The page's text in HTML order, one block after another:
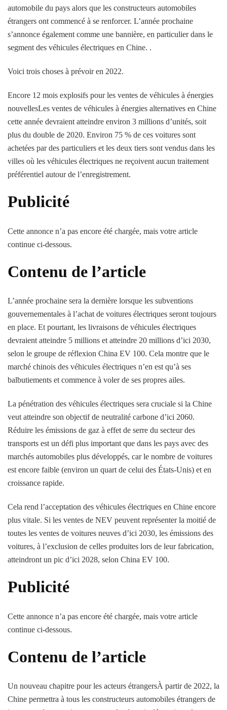
automobile du pays alors que les constructeurs automobiles
étrangers ont commencé à se renforcer. L’année prochaine
s’annonce également comme une bannière, en particulier dans le
segment des véhicules électriques en Chine. .
Voici trois choses à prévoir en 2022.
Encore 12 mois explosifs pour les ventes de véhicules à énergies
nouvellesLes ventes de véhicules à énergies alternatives en Chine
cette année devraient atteindre environ 3 millions d’unités, soit
plus du double de 2020. Environ 75 % de ces voitures sont
achetées par des particuliers et les deux tiers sont vendus dans les
villes où les véhicules électriques ne reçoivent aucun traitement
préférentiel autour de l’enregistrement.
Publicité
Cette annonce n’a pas encore été chargée, mais votre article
continue ci-dessous.
Contenu de l’article
L’année prochaine sera la dernière lorsque les subventions
gouvernementales à l’achat de voitures électriques seront toujours
en place. Et pourtant, les livraisons de véhicules électriques
devraient atteindre 5 millions et atteindre 20 millions d’ici 2030,
selon le groupe de réflexion China EV 100. Cela montre que le
marché chinois des véhicules électriques n’en est qu’à ses
balbutiements et commence à voler de ses propres ailes.
La pénétration des véhicules électriques sera cruciale si la Chine
veut atteindre son objectif de neutralité carbone d’ici 2060.
Réduire les émissions de gaz à effet de serre du secteur des
transports est un défi plus important que dans les pays avec des
marchés automobiles plus développés, car le nombre de voitures
est encore faible (environ un quart de celui des États-Unis) et en
croissance rapide.
Cela rend l’acceptation des véhicules électriques en Chine encore
plus vitale. Si les ventes de NEV peuvent représenter la moitié de
toutes les ventes de voitures neuves d’ici 2030, les émissions des
voitures, à l’exclusion de celles produites lors de leur fabrication,
atteindront un pic d’ici 2028, selon China EV 100.
Publicité
Cette annonce n’a pas encore été chargée, mais votre article
continue ci-dessous.
Contenu de l’article
Un nouveau chapitre pour les acteurs étrangersÀ partir de 2022, la
Chine permettra à tous les constructeurs automobiles étrangers de